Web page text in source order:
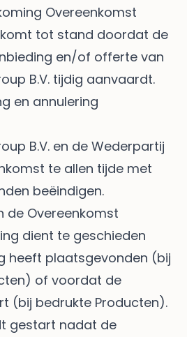
Overeenkomst
tot stand doordat de
en/of offerte van
B.V. tijdig aanvaardt.
en annulering
B.V. en de Wederpartij
te allen tijde met
beëindigen.
de Overeenkomst
dient te geschieden
heeft plaatsgevonden (bij
of voordat de
(bij bedrukte Producten).
gestart nadat de